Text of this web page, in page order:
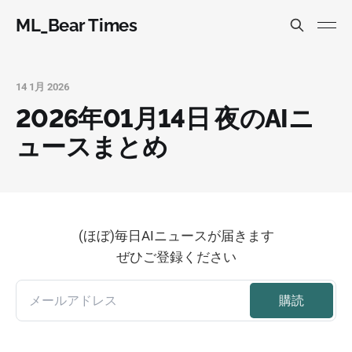
ML_Bear Times
14 1月 2026
2026年01月14日 夜のAIニ
ュースまとめ
(ほぼ)毎日AIニュースが届きます
ぜひご登録ください